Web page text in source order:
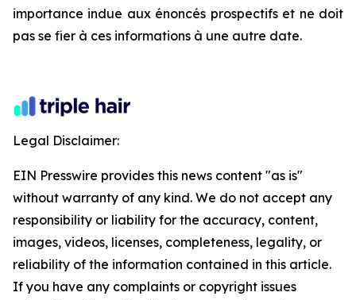
importance indue aux énoncés prospectifs et ne doit
pas se fier à ces informations à une autre date.
Legal Disclaimer:
EIN Presswire provides this news content "as is"
without warranty of any kind. We do not accept any
responsibility or liability for the accuracy, content,
images, videos, licenses, completeness, legality, or
reliability of the information contained in this article.
If you have any complaints or copyright issues